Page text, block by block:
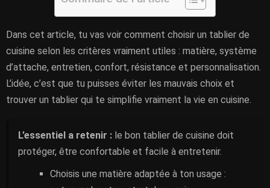
Dans cet article, tu vas voir comment choisir un tablier de
cuisine selon les critères vraiment utiles : matière, système
d’attache, entretien, confort, résistance et personnalisation.
L’idée, c’est que tu puisses éviter les mauvais choix et
trouver un tablier qui te simplifie vraiment la vie en cuisine.
L’essentiel a retenir : le bon tablier de cuisine doit
protéger, être confortable et facile à entretenir.
Choisis une matière adaptée à ton usage :